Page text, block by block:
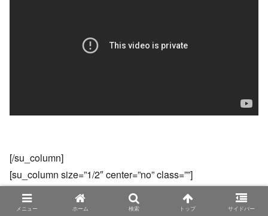
[/su_column]
[su_column size=”1/2″ center=”no” class=””]
[/su_column][/su_row]
メニュー ホーム 検索 トップ サイドバー